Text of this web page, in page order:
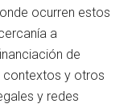
ocurren estos
a
de
contextos y otros
y redes